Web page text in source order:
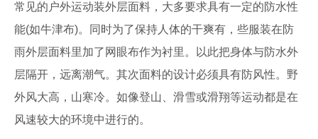
常见的户外运动装外层面料，大多要求具有一定的防水性
能(如牛津布)。同时为了保持人体的干爽有，些服装在防
雨外层面料里加了网眼布作为衬里。以此把身体与防水外
层隔开，远离潮气。其次面料的设计必须具有防风性。野
外风大高，山寒冷。如像登山、滑雪或滑翔等运动都是在
风速较大的环境中进行的。